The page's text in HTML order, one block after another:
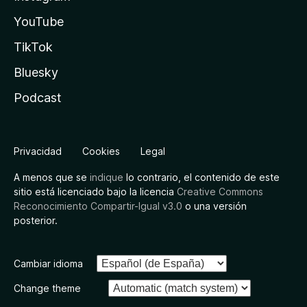
YouTube
TikTok
Bluesky
Podcast
Privacidad Cookies Legal
A menos que se indique lo contrario, el contenido de este
sitio está licenciado bajo la licencia Creative Commons
Reconocimiento Compartir-Igual v3.0 o una versión
posterior.
Cambiar idioma
Change theme